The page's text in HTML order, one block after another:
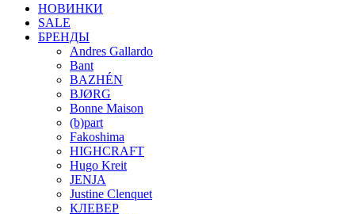
НОВИНКИ
SALE
БРЕНДЫ
Andres Gallardo
Bant
BAZHÉN
BJØRG
Bonne Maison
(b)part
Fakoshima
HIGHCRAFT
Hugo Kreit
JENJA
Justine Clenquet
КЛЕВЕР